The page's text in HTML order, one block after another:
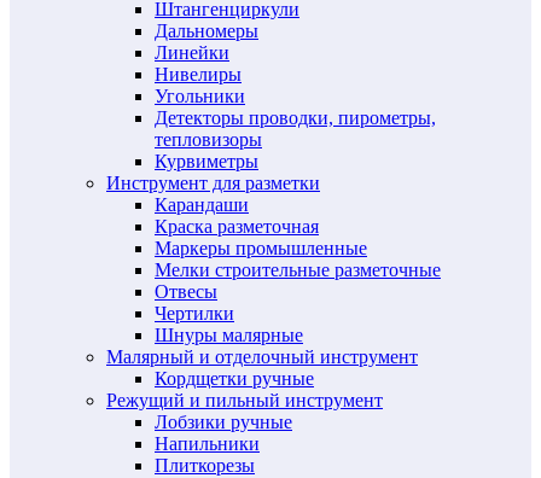
Штангенциркули
Дальномеры
Линейки
Нивелиры
Угольники
Детекторы проводки, пирометры,
тепловизоры
Курвиметры
Инструмент для разметки
Карандаши
Краска разметочная
Маркеры промышленные
Мелки строительные разметочные
Отвесы
Чертилки
Шнуры малярные
Малярный и отделочный инструмент
Кордщетки ручные
Режущий и пильный инструмент
Лобзики ручные
Напильники
Плиткорезы